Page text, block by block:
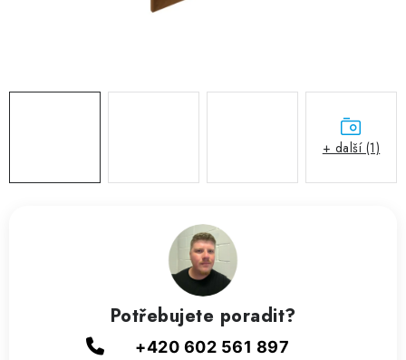
+ další (1)
Potřebujete poradit?
+420 602 561 897